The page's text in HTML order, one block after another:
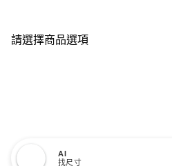
請選擇商品選項
AI
找尺寸